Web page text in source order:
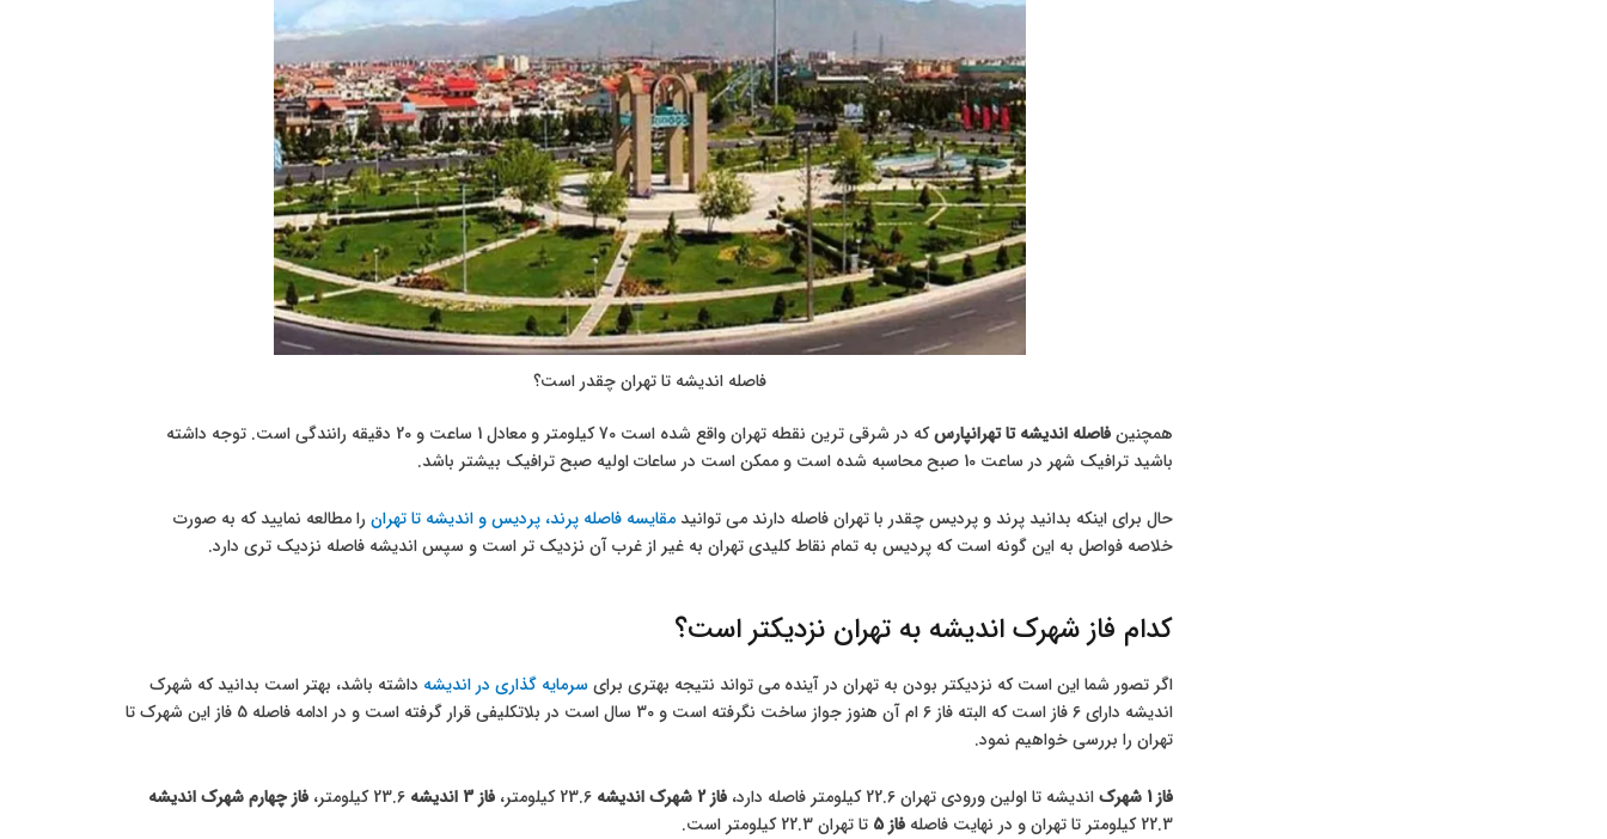
فاصله اندیشه تا تهران چقدر است؟
همچنینفاصله اندیشه تا تهرانپارس
که در شرقی ترین نقطه تهران واقع شده است 70 کیلومتر و معادل 1 ساعت و 20 دقیقه رانندگی است. توجه داشته
باشید ترافیک شهر در ساعت 10 صبح محاسبه شده است و ممکن است در ساعات اولیه صبح ترافیک بیشتر باشد.
حال برای اینکه بدانید پرند و پردیس چقدر با تهران فاصله دارند می توانید مقایسه فاصله پرند، پردیس و اندیشه تا تهران را مطالعه نمایید که به صورت
خلاصه فواصل به این گونه است که پردیس به تمام نقاط کلیدی تهران به غیر از غرب آن نزدیک تر است و سپس اندیشه فاصله نزدیک تری دارد.
کدام فاز شهرک اندیشه به تهران نزدیکتر است؟
اگر تصور شما این است که نزدیکتر بودن به تهران در آینده می تواند نتیجه بهتری برایسرمایه گذاری در اندیشه داشته باشد، بهتر است بدانید که شهرک
اندیشه دارای 6 فاز است که البته فاز 6 ام آن هنوز جواز ساخت نگرفته است و 30 سال است در بلاتکلیفی قرار گرفته است و در ادامه فاصله 5 فاز این شهرک تا
تهران را بررسی خواهیم نمود.
فاز 1 شهرک اندیشه تا اولین ورودی تهران 22.6 کیلومتر فاصله دارد، فاز 2 شهرک اندیشه فاز 3 اندیشه
فاز چهارم شهرک اندیشه
22.3 کیلومتر تا تهران و در نهایت فاصله
فاز 5 تا تهران 22.3 کیلومتر است.